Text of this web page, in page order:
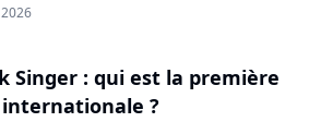
Singer : qui est la première
?